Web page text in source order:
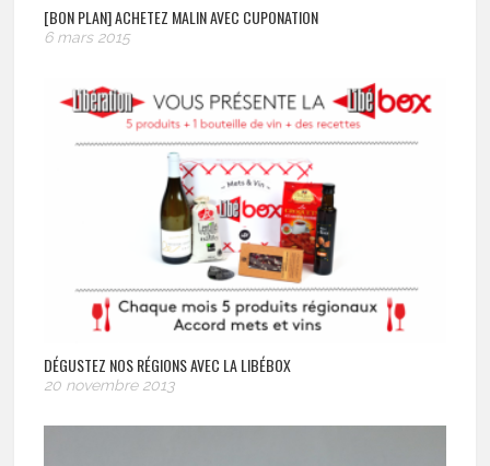
[BON PLAN] ACHETEZ MALIN AVEC CUPONATION
6 mars 2015
DÉGUSTEZ NOS RÉGIONS AVEC LA LIBÉBOX
20 novembre 2013